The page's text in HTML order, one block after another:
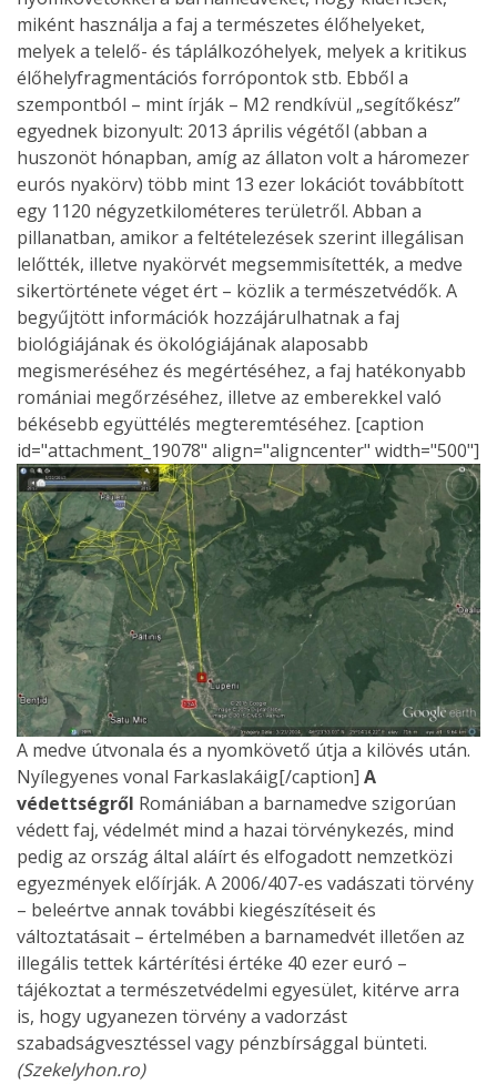
miként használja a faj a természetes élőhelyeket,
melyek a telelő- és táplálkozóhelyek, melyek a kritikus
élőhelyfragmentációs forrópontok stb. Ebből a
szempontból – mint írják – M2 rendkívül „segítőkész”
egyednek bizonyult: 2013 április végétől (abban a
huszonöt hónapban, amíg az állaton volt a háromezer
eurós nyakörv) több mint 13 ezer lokációt továbbított
egy 1120 négyzetkilométeres területről. Abban a
pillanatban, amikor a feltételezések szerint illegálisan
lelőtték, illetve nyakörvét megsemmisítették, a medve
sikertörténete véget ért – közlik a természetvédők. A
begyűjtött információk hozzájárulhatnak a faj
biológiájának és ökológiájának alaposabb
megismeréséhez és megértéséhez, a faj hatékonyabb
romániai megőrzéséhez, illetve az emberekkel való
békésebb együttélés megteremtéséhez. [caption
id="attachment_19078" align="aligncenter" width="500"]
A medve útvonala és a nyomkövető útja a kilövés után.
Nyílegyenes vonal Farkaslakáig[/caption] A
védettségről Romániában a barnamedve szigorúan
védett faj, védelmét mind a hazai törvénykezés, mind
pedig az ország által aláírt és elfogadott nemzetközi
egyezmények előírják. A 2006/407-es vadászati törvény
– beleértve annak további kiegészítéseit és
változtatásait – értelmében a barnamedvét illetően az
illegális tettek kártérítési értéke 40 ezer euró –
tájékoztat a természetvédelmi egyesület, kitérve arra
is, hogy ugyanezen törvény a vadorzást
szabadságvesztéssel vagy pénzbírsággal bünteti.
(Szekelyhon.ro)